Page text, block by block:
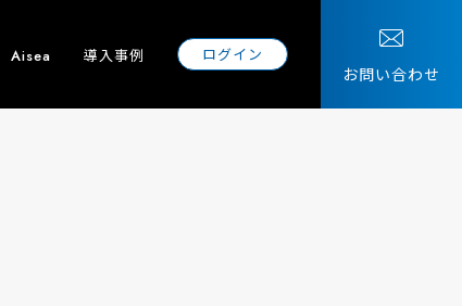
Aisea 導入事例 ログイン
お問い合わせ